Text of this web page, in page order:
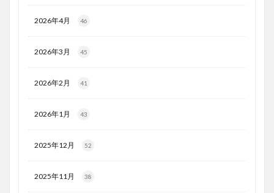
2026年4月 46
2026年3月 45
2026年2月 41
2026年1月 43
2025年12月 52
2025年11月 38